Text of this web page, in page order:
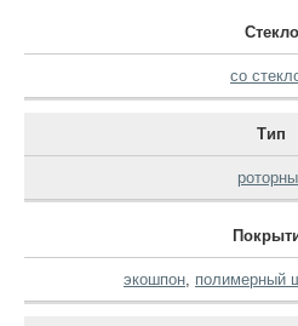
Стекло
со
Тип
экошпон полимерный